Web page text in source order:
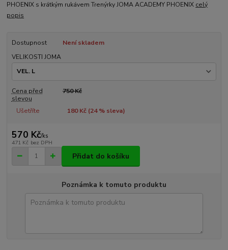
PHOENIX s krátkým rukávem Trenýrky JOMA ACADEMY PHOENIX celý
popis
Dostupnost
Není skladem
VELIKOSTI JOMA
Cena před
slevou
750 Kč
Ušetříte 180 Kč (24% sleva)
570 Kč/ks
471 Kč bez DPH
Přidat do košíku
Poznámka k tomuto produktu